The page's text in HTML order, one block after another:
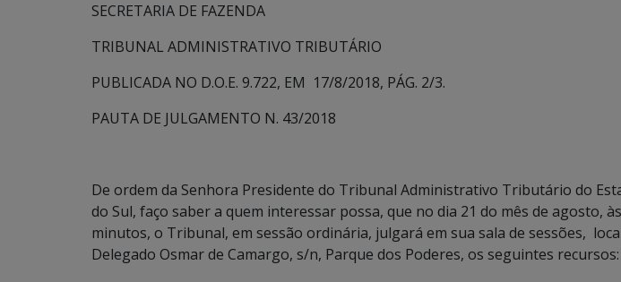
SECRETARIA DE FAZENDA
TRIBUNAL ADMINISTRATIVO TRIBUTÁRIO
PUBLICADA NO D.O.E. 9.722, EM 17/8/2018, PÁG. 2/3.
PAUTA DE JULGAMENTO N. 43/2018
De ordem da Senhora Presidente do Tribunal Administrativo Tributário do
do Sul, faço saber a quem interessar possa, que no dia 21 do mês de agosto,
minutos, o Tribunal, em sessão ordinária, julgará em sua sala de sessões,
Delegado Osmar de Camargo, s/n, Parque dos Poderes, os seguintes recursos: